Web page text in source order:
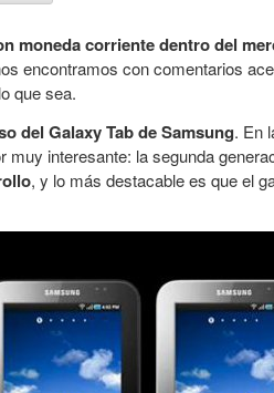
moneda corriente dentro del
encontramos con comentarios
que sea.
del Galaxy Tab de Samsung. En
muy interesante: la segunda
, y lo más destacable es que el